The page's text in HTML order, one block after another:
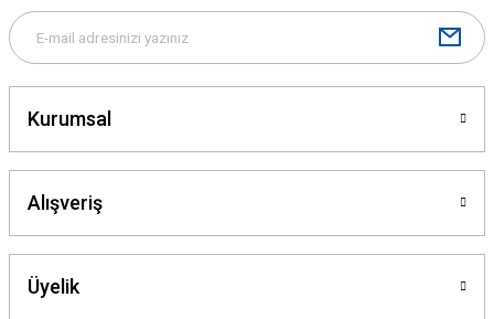
Kurumsal
Alışveriş
Üyelik